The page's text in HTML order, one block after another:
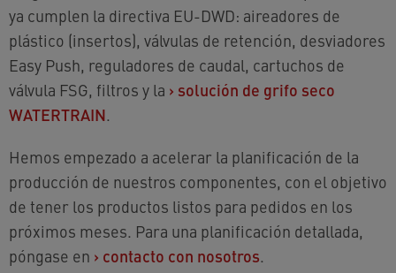
ya cumplen la directiva EU-DWD: aireadores de
plástico (insertos), válvulas de retención, desviadores
Easy Push, reguladores de caudal, cartuchos de
válvula FSG, filtros y la › solución de grifo seco
WATERTRAIN.
Hemos empezado a acelerar la planificación de la
producción de nuestros componentes, con el objetivo
de tener los productos listos para pedidos en los
próximos meses. Para una planificación detallada,
póngase en › contacto con nosotros.